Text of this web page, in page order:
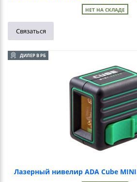
НЕТ НА СКЛАДЕ
Связаться
ДИЛЕР В РБ
Лазерный нивелир ADA Cube